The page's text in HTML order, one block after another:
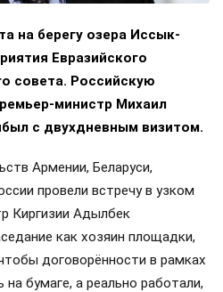
на берегу озера Иссык-
Евразийского
совета. Российскую
министр Михаил
с двухдневным визитом.
Армении, Беларуси,
провели встречу в узком
Киргизии Адылбек
как хозяин площадки,
договорённости в рамках
на бумаге, а реально работали,